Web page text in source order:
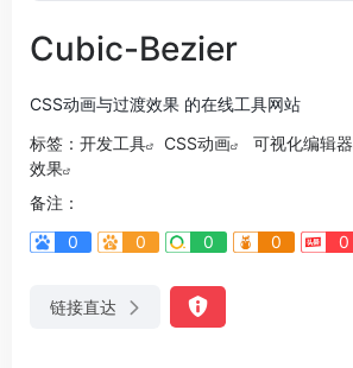
Cubic-Bezier
CSS动画与过渡效果 的在线工具网站
标签： 开发工具 CSS动画 可视化编辑器
效果
备注：
0
0 0 0 0
链接直达